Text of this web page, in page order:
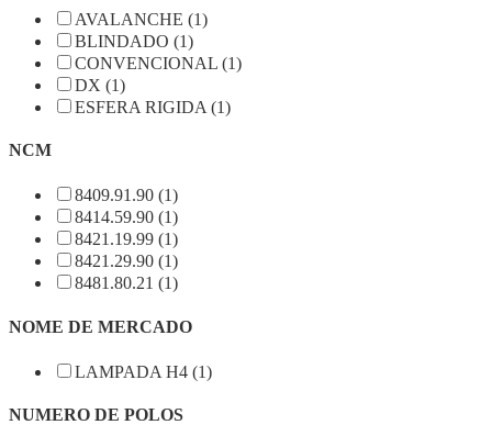
AVALANCHE (1)
BLINDADO (1)
CONVENCIONAL (1)
DX (1)
ESFERA RIGIDA (1)
NCM
8409.91.90 (1)
8414.59.90 (1)
8421.19.99 (1)
8421.29.90 (1)
8481.80.21 (1)
NOME DE MERCADO
LAMPADA H4 (1)
NUMERO DE POLOS